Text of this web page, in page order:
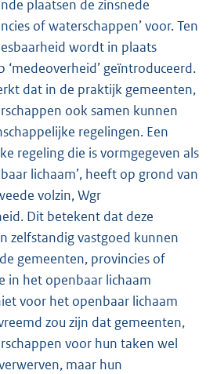
plaatsen de zinsnede
of waterschappen’ voor. Ten
wordt in plaats
‘medeoverheid’ geïntroduceerd.
dat in de praktijk gemeenten,
ook samen kunnen
regelingen. Een
regeling die is vormgegeven als
lichaam’, heeft op grond van
volzin, Wgr
Dit betekent dat deze
zelfstandig vastgoed kunnen
gemeenten, provincies of
in het openbaar lichaam
voor het openbaar lichaam
zou zijn dat gemeenten,
voor hun taken wel
maar hun